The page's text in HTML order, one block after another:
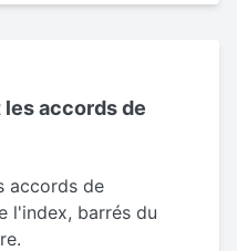
accords de
accords de
l'index, barrés du